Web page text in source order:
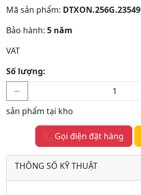
Mã sản phẩm: DTXON.256G.23549
Bảo hành: 5 năm
VAT
Số lượng:
sản phẩm tại kho
Gọi điện đặt hàng
THÔNG SỐ KỸ THUẬT